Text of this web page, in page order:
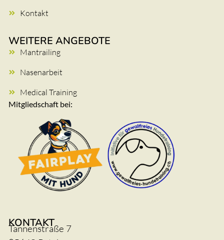
Kontakt
WEITERE ANGEBOTE
Mantrailing
Nasenarbeit
Medical Training
Mitgliedschaft bei:
KONTAKT
Tannenstraße 7